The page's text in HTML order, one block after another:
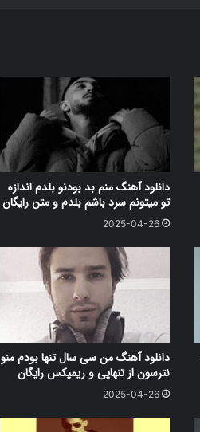
دانلود آهنگ منم بد بودنو بلدم اندازه
تو میتونم سرد باشم بلدم و متن رایگان
2025-04-26
دانلود آهنگ من سی سال تنها بودم منو
نترسون از تنهایی و ریمیکس رایگان
2025-04-26